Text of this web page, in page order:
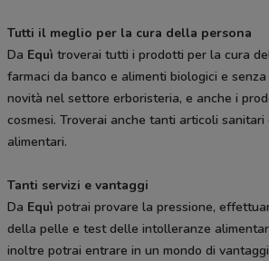
Tutti il meglio per la cura della persona
Da Equì troverai tutti i prodotti per la cura
farmaci da banco e alimenti biologici e
novità nel settore erboristeria, e anche i
cosmesi. Troverai anche tanti articoli sanitari
alimentari.
Tanti servizi e vantaggi
Da Equì potrai provare la pressione,
della pelle e test delle intolleranze
inoltre potrai entrare in un mondo di